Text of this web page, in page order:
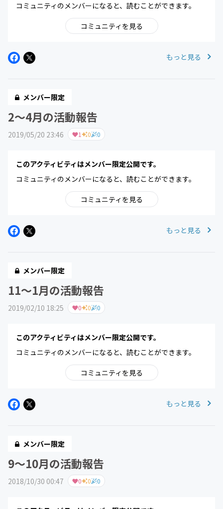
コミュニティのメンバーになると、読むことができます。
コミュニティを見る
もっと見る
メンバー限定
2〜4月の活動報告
2019/05/20 23:46 1 0 0
このアクティビティはメンバー限定公開です。
コミュニティのメンバーになると、読むことができます。
コミュニティを見る
もっと見る
メンバー限定
11〜1月の活動報告
2019/02/10 18:25 0 0 0
このアクティビティはメンバー限定公開です。
コミュニティのメンバーになると、読むことができます。
コミュニティを見る
もっと見る
メンバー限定
9〜10月の活動報告
2018/10/30 00:47 0 0 0